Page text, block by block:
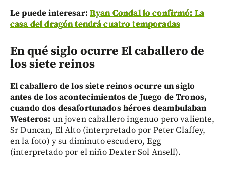
Le puede interesar: Ryan Condal lo confirmó: La
casa del dragón tendrá cuatro temporadas
En qué siglo ocurre El caballero de
los siete reinos
El caballero de los siete reinos ocurre un siglo
antes de los acontecimientos de Juego de Tronos,
cuando dos desafortunados héroes deambulaban
Westeros: un joven caballero ingenuo pero valiente,
Sr Duncan, El Alto (interpretado por Peter Claffey,
en la foto) y su diminuto escudero, Egg
(interpretado por el niño Dexter Sol Ansell).